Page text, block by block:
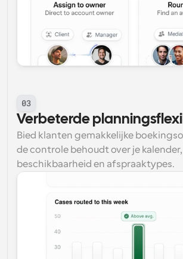
03
Verbeterde
Bied klanten gemakkelijke
de controle behoudt over je kalender,
beschikbaarheid en afspraaktypes.